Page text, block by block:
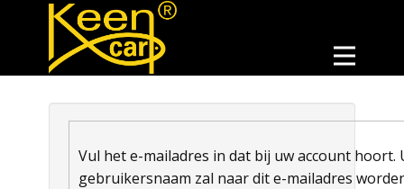
Vul het e-mailadres in dat bij uw account hoort.
gebruikersnaam zal naar dit e-mailadres